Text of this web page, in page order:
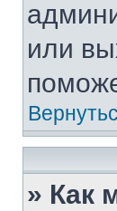
или
» Как